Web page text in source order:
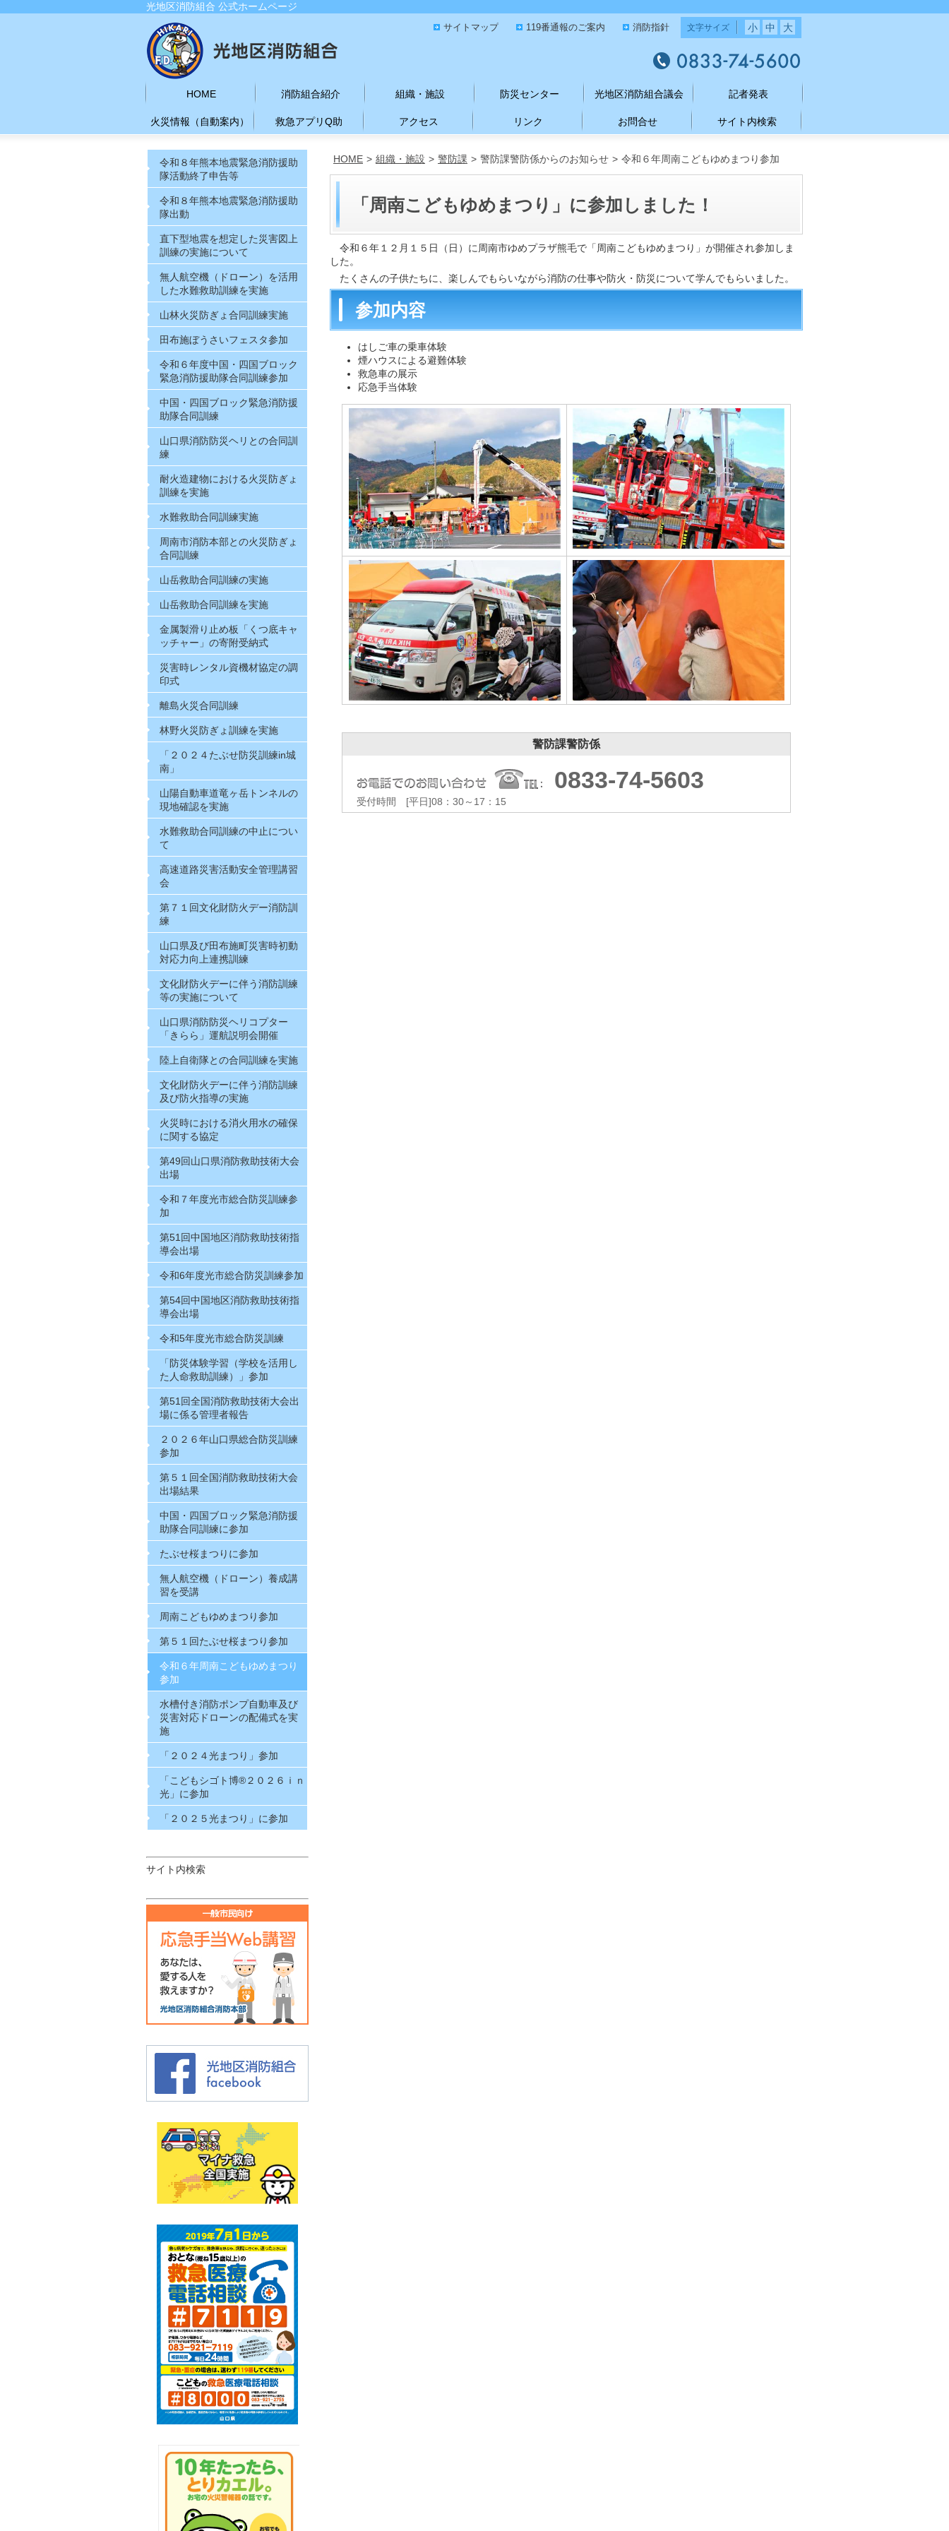
光地区消防組合 公式ホームページ
文字サイズ 小 中 大
消防指針
119番通報のご案内
サイトマップ
HOME 消防組合紹介 組織・施設 防災センター 光地区消防組合議会 記者発表
火災情報（自動案内） 救急アプリQ助 アクセス リンク お問合せ サイト内検索
令和８年熊本地震緊急消防援助
隊活動終了申告等
令和８年熊本地震緊急消防援助
隊出動
直下型地震を想定した災害図上
訓練の実施について
無人航空機（ドローン）を活用
した水難救助訓練を実施
山林火災防ぎょ合同訓練実施
田布施ぼうさいフェスタ参加
令和６年度中国・四国ブロック
緊急消防援助隊合同訓練参加
中国・四国ブロック緊急消防援
助隊合同訓練
山口県消防防災ヘリとの合同訓
練
耐火造建物における火災防ぎょ
訓練を実施
水難救助合同訓練実施
周南市消防本部との火災防ぎょ
合同訓練
山岳救助合同訓練の実施
山岳救助合同訓練を実施
金属製滑り止め板「くつ底キャ
ッチャー」の寄附受納式
災害時レンタル資機材協定の調
印式
離島火災合同訓練
林野火災防ぎょ訓練を実施
「２０２４たぶせ防災訓練in城
南」
山陽自動車道竜ヶ岳トンネルの
現地確認を実施
水難救助合同訓練の中止につい
て
高速道路災害活動安全管理講習
会
第７１回文化財防火デー消防訓
練
山口県及び田布施町災害時初動
対応力向上連携訓練
文化財防火デーに伴う消防訓練
等の実施について
山口県消防防災ヘリコプター
「きらら」運航説明会開催
陸上自衛隊との合同訓練を実施
文化財防火デーに伴う消防訓練
及び防火指導の実施
火災時における消火用水の確保
に関する協定
第49回山口県消防救助技術大会
出場
令和７年度光市総合防災訓練参
加
第51回中国地区消防救助技術指
導会出場
令和6年度光市総合防災訓練参加
第54回中国地区消防救助技術指
導会出場
令和5年度光市総合防災訓練
「防災体験学習（学校を活用し
た人命救助訓練）」参加
第51回全国消防救助技術大会出
場に係る管理者報告
２０２６年山口県総合防災訓練
参加
第５１回全国消防救助技術大会
出場結果
中国・四国ブロック緊急消防援
助隊合同訓練に参加
たぶせ桜まつりに参加
無人航空機（ドローン）養成講
習を受講
周南こどもゆめまつり参加
第５１回たぶせ桜まつり参加
令和６年周南こどもゆめまつり
参加
水槽付き消防ポンプ自動車及び
災害対応ドローンの配備式を実
施
「２０２４光まつり」参加
「こどもシゴト博®２０２６ｉｎ
光」に参加
「２０２５光まつり」に参加
サイト内検索
HOME > 組織・施設 > 警防課 > 警防課警防係からのお知らせ > 令和６年周南こどもゆめまつり参加
「周南こどもゆめまつり」に参加しました！
令和６年１２月１５日（日）に周南市ゆめプラザ熊毛で「周南こどもゆめまつり」が開催され参加しま
した。
たくさんの子供たちに
、楽しんでもらいながら消防の仕事や防火・防災について学んでもらいました。
参加内容
はしご車の乗車体験
煙ハウスによる避難体験
救急車の展示
応急手当体験
警防課警防係
0833-74-5603
受付時間 [平日]08：30～17：15